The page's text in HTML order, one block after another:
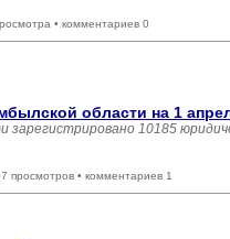
• комментариев 0
области на 1
зарегистрировано 10185
просмотров • комментариев 1